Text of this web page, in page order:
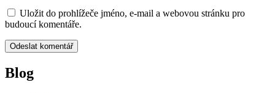
Uložit do prohlížeče jméno, e-mail a webovou stránku pro
budoucí komentáře.
Blog